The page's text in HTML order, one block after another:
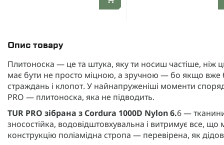
Опис товару
Плитоноска — це та штука, яку ти носиш частіше,
має бути не просто міцною, а зручною — бо якщо вже
страждань і клопот. У найнапруженіші моменти
PRO — плитоноска, яка не підводить.
TUR PRO зібрана з Cordura 1000D Nylon 6.6 —
зносостійка, водовідштовхувальна і витримує все,
конструкцію поліамідна стропа — перевірена, як